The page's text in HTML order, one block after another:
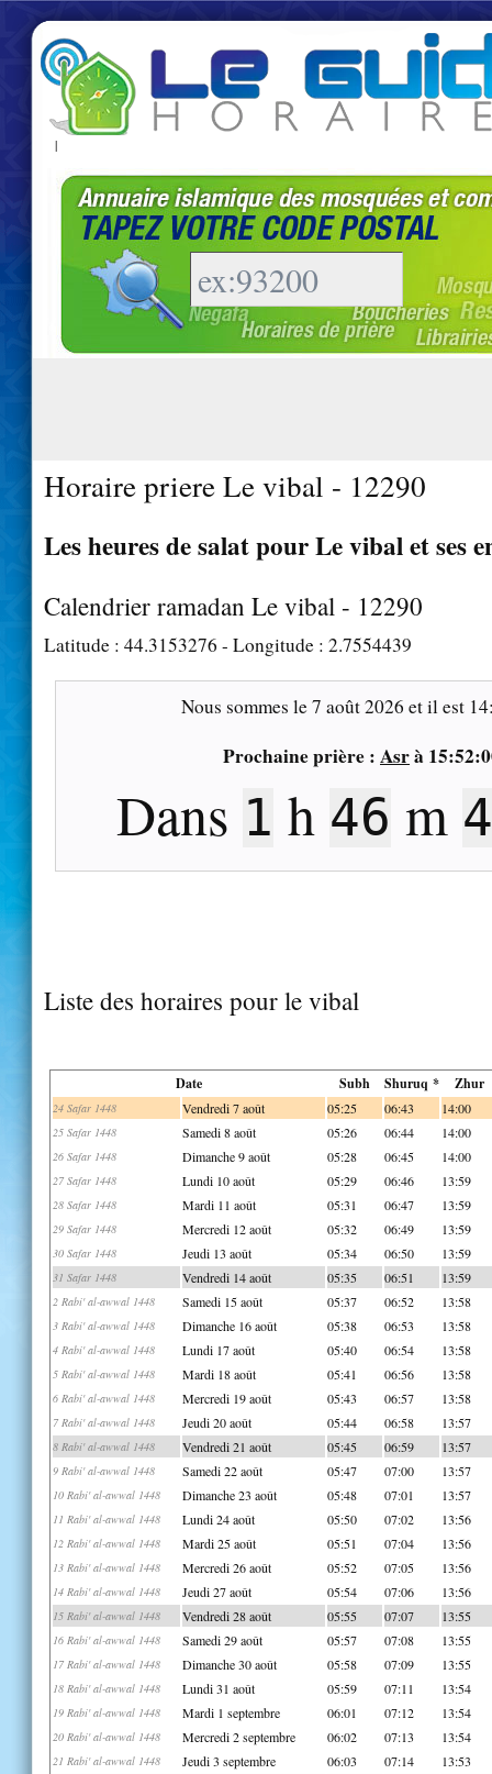
|
Horaire priere Le vibal - 12290
Les heures de salat pour Le vibal et ses
Calendrier ramadan Le vibal - 12290
Latitude : 44.3153276 - Longitude : 2.7554439
Nous sommes le7 août 2026 et il est
Prochaine prière : Asrà
Dans 1 h 46 m
Liste des horaires pour le vibal
Date Subh Shuruq * Zhur
24 Safar 1448 Vendredi 7 août 05:25 06:43 14:00
25 Safar 1448 Samedi 8 août 05:26 06:44 14:00
26 Safar 1448 Dimanche 9 août 05:28 06:45 14:00
27 Safar 1448 Lundi 10 août 05:29 06:46 13:59
28 Safar 1448 Mardi 11 août 05:31 06:47 13:59
29 Safar 1448 Mercredi 12 août 05:32 06:49 13:59
30 Safar 1448 Jeudi 13 août 05:34 06:50 13:59
31 Safar 1448 Vendredi 14 août 05:35 06:51 13:59
2 Rabi' al-awwal 1448 Samedi 15 août 05:37 06:52 13:58
3 Rabi' al-awwal 1448 Dimanche 16 août 05:38 06:53 13:58
4 Rabi' al-awwal 1448 Lundi 17 août 05:40 06:54 13:58
5 Rabi' al-awwal 1448 Mardi 18 août 05:41 06:56 13:58
6 Rabi' al-awwal 1448 Mercredi 19 août 05:43 06:57 13:58
7 Rabi' al-awwal 1448 Jeudi 20 août 05:44 06:58 13:57
8 Rabi' al-awwal 1448 Vendredi 21 août 05:45 06:59 13:57
9 Rabi' al-awwal 1448 Samedi 22 août 05:47 07:00 13:57
10 Rabi' al-awwal 1448 Dimanche 23 août 05:48 07:01 13:57
11 Rabi' al-awwal 1448 Lundi 24 août 05:50 07:02 13:56
12 Rabi' al-awwal 1448 Mardi 25 août 05:51 07:04 13:56
13 Rabi' al-awwal 1448 Mercredi 26 août 05:52 07:05 13:56
14 Rabi' al-awwal 1448 Jeudi 27 août 05:54 07:06 13:56
15 Rabi' al-awwal 1448 Vendredi 28 août 05:55 07:07 13:55
16 Rabi' al-awwal 1448 Samedi 29 août 05:57 07:08 13:55
17 Rabi' al-awwal 1448 Dimanche 30 août 05:58 07:09 13:55
18 Rabi' al-awwal 1448 Lundi 31 août 05:59 07:11 13:54
19 Rabi' al-awwal 1448 Mardi 1 septembre 06:01 07:12 13:54
20 Rabi' al-awwal 1448 Mercredi 2 septembre 06:02 07:13 13:54
21 Rabi' al-awwal 1448 Jeudi 3 septembre 06:03 07:14 13:53